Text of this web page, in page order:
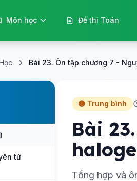
Môn học Đề thi Toán
Bài 23. Ôn tập chương 7 -
🟡 Trung bình
Bài
Tổng hợp và
tử